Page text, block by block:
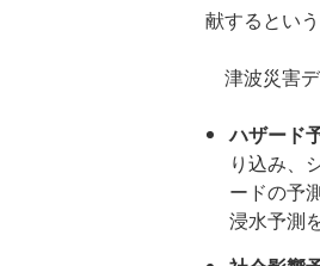
献するという
津波災害デ
ハザード
り込み、
ードの予
浸水予測